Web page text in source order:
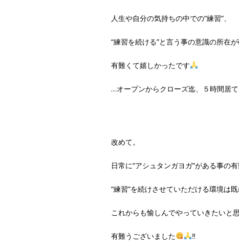
人生や自分の気持ちの中での“練習”、
“練習を続ける”と言う事の意識の所在が
有難くて嬉しかったです
…オープンからクローズ迄、５時間居て
改めて。
日常に“アシュタンガヨガ”がある事の有
“練習”を続けさせていただける環境は
これからも愉しんでやっていきたいと思
有難うございました ‼︎